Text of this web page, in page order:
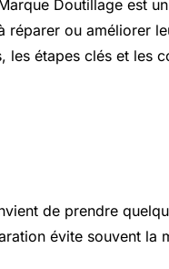
Doutillage est
réparer ou améliorer
les étapes clés et les
de prendre
évite souvent la